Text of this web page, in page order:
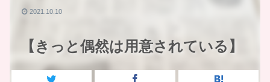
【きっと偶然は用意されている】
2021.10.10